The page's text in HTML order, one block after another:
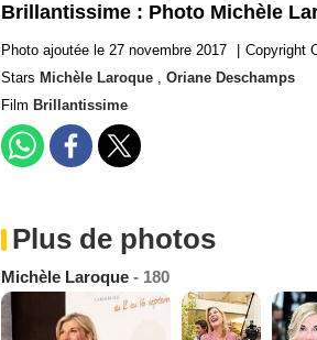
Brillantissime : Photo Michèle
Photo ajoutée le 27 novembre 2017
Copyright
Stars Michèle Laroque , Oriane Deschamps
Film Brillantissime
Plus de photos
Michèle Laroque - 180